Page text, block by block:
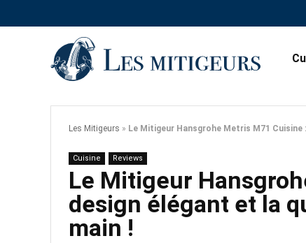
Les Mitigeurs » Le Mitigeur Hansgrohe Metris M71
Cuisine Reviews
Le Mitigeur
design élégant et la
main !